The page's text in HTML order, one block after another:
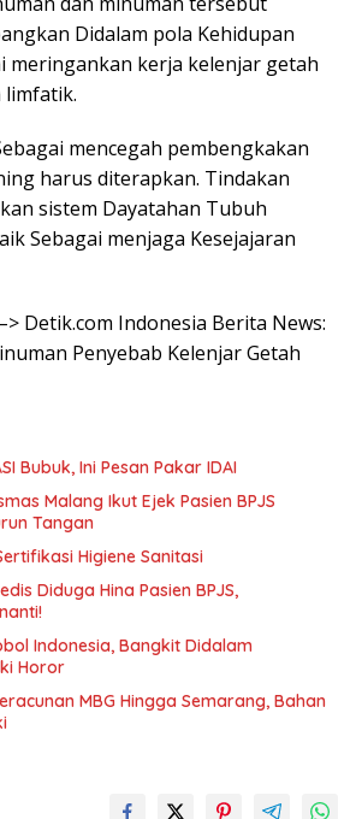
Didalam pola Kehidupan
meringankan kerja kelenjar getah
limfatik.
mencegah pembengkakan
harus diterapkan. Tindakan
sistem Dayatahan Tubuh
Sebagai menjaga Kesejajaran
Detik.com Indonesia Berita News:
Penyebab Kelenjar Getah
Bubuk, Ini Pesan Pakar IDAI
Malang Ikut Ejek Pasien BPJS
Tangan
Higiene Sanitasi
Diduga Hina Pasien BPJS,
Indonesia, Bangkit Didalam
Horor
MBG Hingga Semarang, Bahan